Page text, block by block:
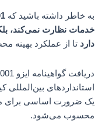
به خاطر داشته باشید که
خدمات نظارت نمی‌کند،
دارد تا از عملکرد بهینه
استانداردهای
یک ضرورت اساسی برای
محسوب می‌شود.